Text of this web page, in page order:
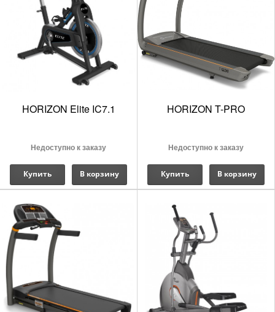
HORIZON Elite IC7.1
Недоступно к заказу
Купить В корзину
HORIZON T-PRO
Недоступно к заказу
Купить В корзину